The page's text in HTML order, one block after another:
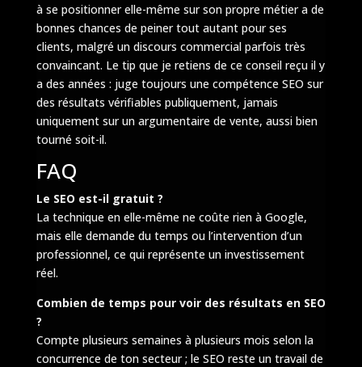
à se positionner elle-même sur son propre métier a de
bonnes chances de peiner tout autant pour ses
clients, malgré un discours commercial parfois très
convaincant. Le tip que je retiens de ce conseil reçu il y
a des années : juge toujours une compétence SEO sur
des résultats vérifiables publiquement, jamais
uniquement sur un argumentaire de vente, aussi bien
tourné soit-il.
FAQ
Le SEO est-il gratuit ?
La technique en elle-même ne coûte rien à Google,
mais elle demande du temps ou l’intervention d’un
professionnel, ce qui représente un investissement
réel.
Combien de temps pour voir des résultats en SEO
?
Compte plusieurs semaines à plusieurs mois selon la
concurrence de ton secteur ; le SEO reste un travail de